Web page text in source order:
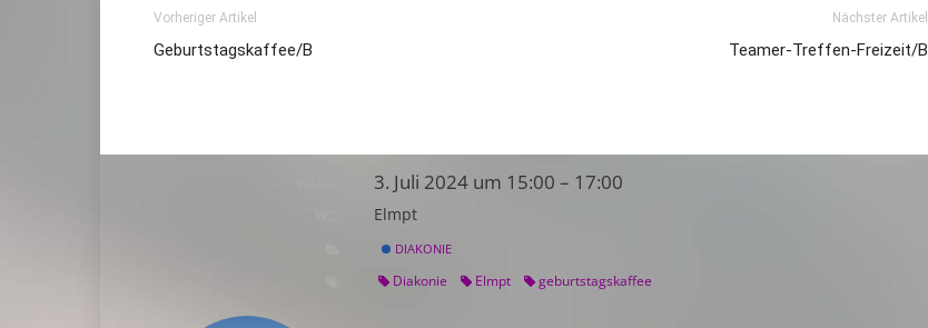
Vorheriger Artikel
Geburtstagskaffee/B
Nächster Artikel
Teamer-Treffen-Freizeit/B
3. Juli 2024 um 15:00 – 17:00
Elmpt
DIAKONIE
Diakonie Elmpt geburtstagskaffee